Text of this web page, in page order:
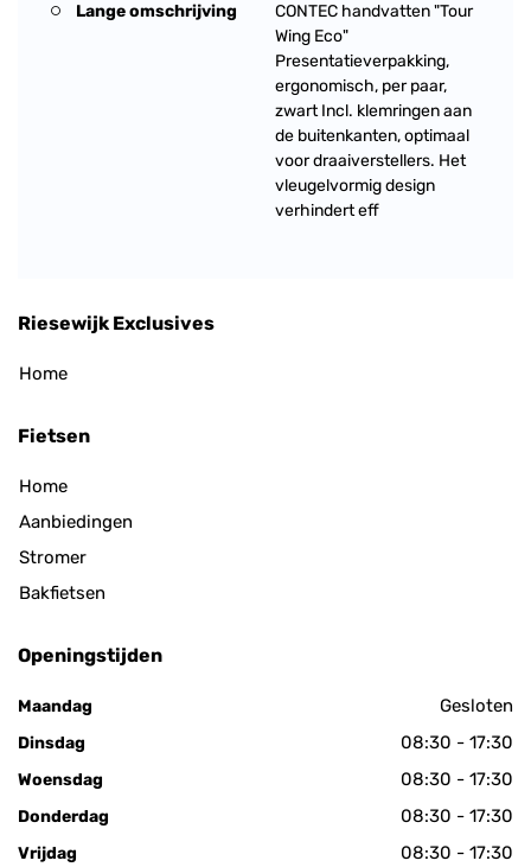
Lange omschrijving
CONTEC handvatten "Tour
Wing Eco"
Presentatieverpakking,
ergonomisch, per paar,
zwart Incl. klemringen aan
de buitenkanten, optimaal
voor draaiverstellers. Het
vleugelvormig design
verhindert eff
Riesewijk Exclusives
Home
Fietsen
Home
Aanbiedingen
Stromer
Bakfietsen
Openingstijden
Maandag Gesloten
Dinsdag 08:30 - 17:30
Woensdag 08:30 - 17:30
Donderdag 08:30 - 17:30
Vrijdag 08:30 - 17:30